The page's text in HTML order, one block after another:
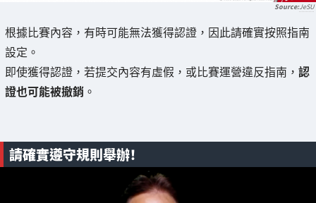
JeSU
根據比賽內容，有時可能無法獲得認證，因此請確實按照指南
設定。
即使獲得認證，若提交內容有虛假，或比賽運營違反指南， 認
證也可能被撤銷 。
請確實遵守規則舉辦！